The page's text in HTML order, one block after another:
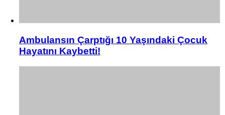
Ambulansın Çarptığı 10 Yaşındaki Çocuk
Hayatını Kaybetti!